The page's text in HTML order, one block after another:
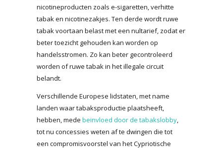
nicotineproducten zoals e-sigaretten, verhitte
tabak en nicotinezakjes. Ten derde wordt ruwe
tabak voortaan belast met een nultarief, zodat er
beter toezicht gehouden kan worden op
handelsstromen. Zo kan beter gecontroleerd
worden of ruwe tabak in het illegale circuit
belandt.
Verschillende Europese lidstaten, met name
landen waar tabaksproductie plaatsheeft,
hebben, mede beïnvloed door de tabakslobby,
tot nu concessies weten af te dwingen die tot
een compromisvoorstel van het Cypriotische